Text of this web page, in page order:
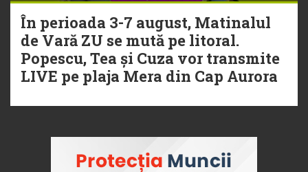
În perioada 3-7 august, Matinalul
de Vară ZU se mută pe litoral.
Popescu, Tea și Cuza vor transmite
LIVE pe plaja Mera din Cap Aurora